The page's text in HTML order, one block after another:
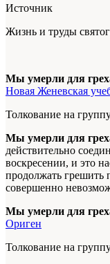
Источник
Жизнь и труды
Мы умерли для
Новая Женевская
Толкование на
Мы умерли для
действительно
воскресении, и это
продолжать грешить
совершенно
Мы умерли для
Ориген
Толкование на